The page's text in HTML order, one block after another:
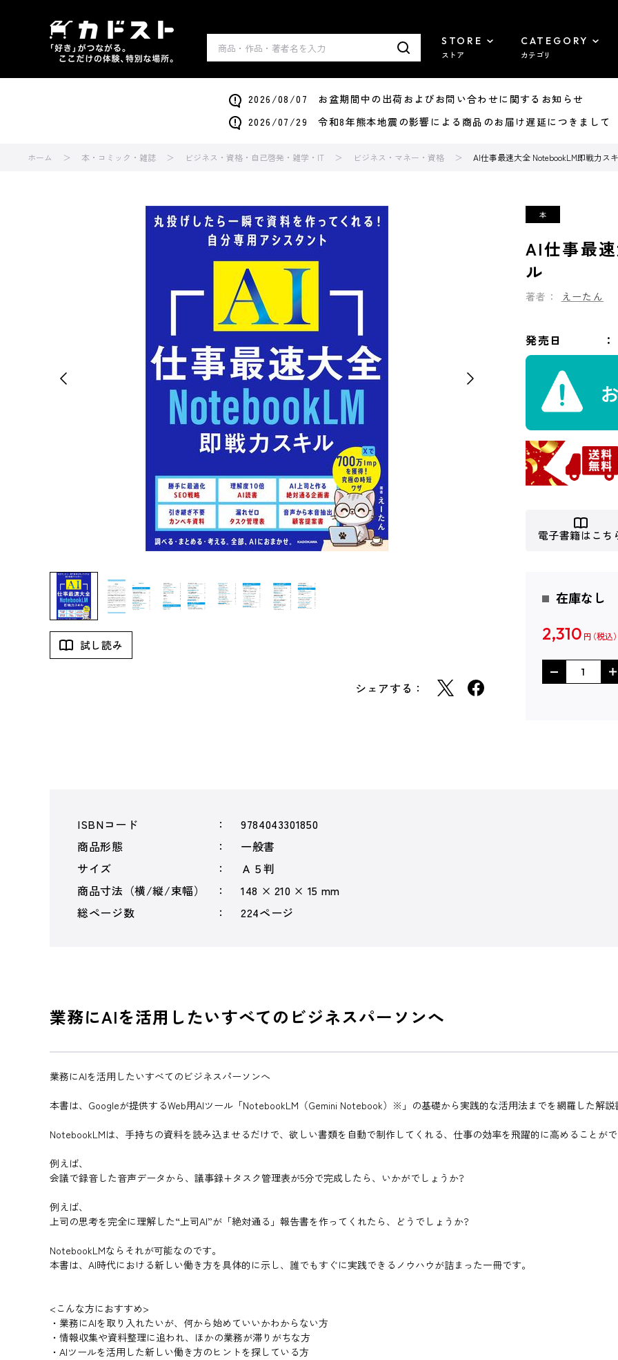
STORE
ストア
CATEGORY
カテゴリ
2026/08/07 お盆期間中の出荷およびお問い合わせに関するお知らせ
2026/07/29 令和8年熊本地震の影響による商品のお届け遅延につきまして
ホーム 本・コミック・雑誌 ビジネス・資格・自己啓発・雑学・IT ビジネス・マネー・資格 AI仕事最速大全 NotebookLM即戦力ス
試し読み
シェアする：
AI仕事最
ル
著者： えーたん
発売日
電子書籍はこち
在庫なし
2,310 円
ISBNコード
9784043301850
商品形態
一般書
サイズ
Ａ５判
商品寸法（横/縦/束幅）
148 × 210 × 15 mm
総ページ数
224ページ
業務にAIを活用したいすべてのビジネスパーソンへ
業務にAIを活用したいすべてのビジネスパーソンへ
本書は、Googleが提供するWeb用AIツール「NotebookLM（Gemini Notebook）※」の基礎から実践的な活用法までを網羅した解説
NotebookLMは、手持ちの資料を読み込ませるだけで、欲しい書類を自動で制作してくれる、仕事の効率を飛躍的に高めることがで
例えば、
会議で録音した音声データから、議事録+タスク管理表が5分で完成したら、いかがでしょうか?
例えば、
上司の思考を完全に理解した“上司AI”が「絶対通る」報告書を作ってくれたら、どうでしょうか?
NotebookLMならそれが可能なのです。
本書は、AI時代における新しい働き方を具体的に示し、誰でもすぐに実践できるノウハウが詰まった一冊です。
<こんな方におすすめ>
・業務にAIを取り入れたいが、何から始めていいかわからない方
・情報収集や資料整理に追われ、ほかの業務が滞りがちな方
・AIツールを活用した新しい働き方のヒントを探している方